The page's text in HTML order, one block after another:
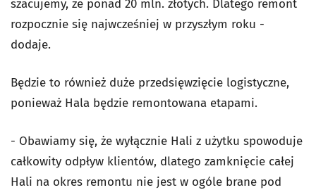
szacujemy, że ponad 20 mln. złotych. Dlatego remont
rozpocznie się najwcześniej w przyszłym roku -
dodaje.
Będzie to również duże przedsięwzięcie logistyczne,
ponieważ Hala będzie remontowana etapami.
- Obawiamy się, że wyłącznie Hali z użytku spowoduje
całkowity odpływ klientów, dlatego zamknięcie całej
Hali na okres remontu nie jest w ogóle brane pod